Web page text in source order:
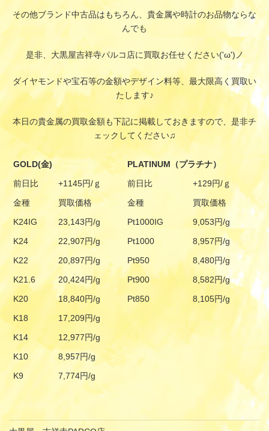
その他ブランド中古品はもちろん、貴金属や時計のお品物ならな
んでも
是非、大黒屋吉祥寺パルコ店に買取お任せください('ω')ノ
ダイヤモンドや宝石等の金額やデザイン料等、最大限高く買取い
たします♪
本日の貴金属の買取金額も下記に掲載しておきますので、是非チ
ェックしてください♫
GOLD(金)
PLATINUM（プラチナ）
前日比
+1145円/ｇ 前日比
+129円/ｇ
金種
買取価格 金種
買取価格
K24IG
23,143円/g Pt1000IG
9,053円/g
K24
22,907円/g Pt1000
8,957円/g
K22
20,897円/g Pt950
8,480円/g
K21.6
20,424円/g Pt900
8,582円/g
K20
18,840円/g Pt850
8,105円/g
K18
17,209円/g
K14
12,977円/g
K10
8,957円/g
K9
7,774円/g